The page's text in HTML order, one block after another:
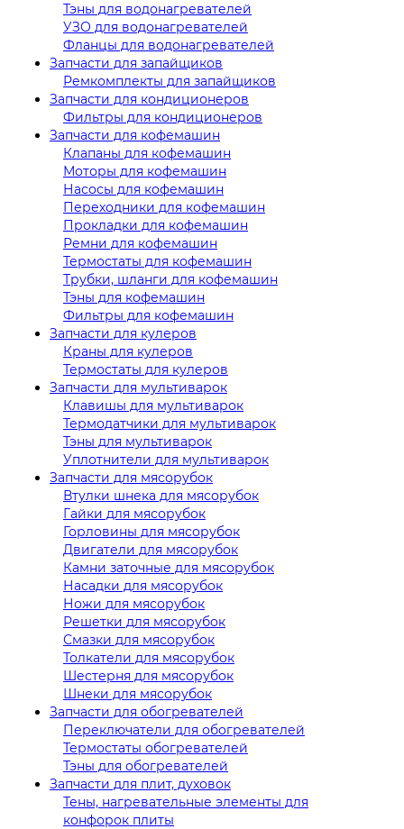
Тэны для водонагревателей
УЗО для водонагревателей
Фланцы для водонагревателей
Запчасти для запайщиков
Ремкомплекты для запайщиков
Запчасти для кондиционеров
Фильтры для кондиционеров
Запчасти для кофемашин
Клапаны для кофемашин
Моторы для кофемашин
Насосы для кофемашин
Переходники для кофемашин
Прокладки для кофемашин
Ремни для кофемашин
Термостаты для кофемашин
Трубки, шланги для кофемашин
Тэны для кофемашин
Фильтры для кофемашин
Запчасти для кулеров
Краны для кулеров
Термостаты для кулеров
Запчасти для мультиварок
Клавишы для мультиварок
Термодатчики для мультиварок
Тэны для мультиварок
Уплотнители для мультиварок
Запчасти для мясорубок
Втулки шнека для мясорубок
Гайки для мясорубок
Горловины для мясорубок
Двигатели для мясорубок
Камни заточные для мясорубок
Насадки для мясорубок
Ножи для мясорубок
Решетки для мясорубок
Смазки для мясорубок
Толкатели для мясорубок
Шестерня для мясорубок
Шнеки для мясорубок
Запчасти для обогревателей
Переключатели для обогревателей
Термостаты обогревателей
Тэны для обогревателей
Запчасти для плит, духовок
Тены, нагревательные элементы для
конфорок плиты